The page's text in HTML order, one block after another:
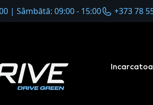
| Sâmbătă: 09:00 - 15:00 +373 78